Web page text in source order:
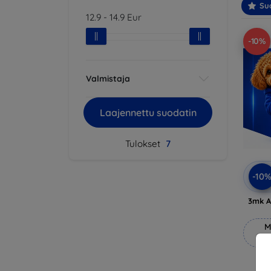
12.9 - 14.9 Eur
Valmistaja
Laajennettu suodatin
Tulokset 7
-10%
-10%
3mk